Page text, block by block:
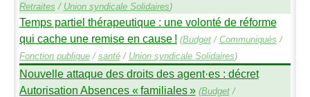
Retraites / Union syndicale Solidaires)
Temps partiel thérapeutique : une volonté de réforme
qui cache une remise en cause ! (Budget/ Communiqués /
Fonction publique/ santé/ Union syndicale Solidaires)
Nouvelle attaque des droits des agent·es : décret
Autorisation Absences « familiales» (Budget/